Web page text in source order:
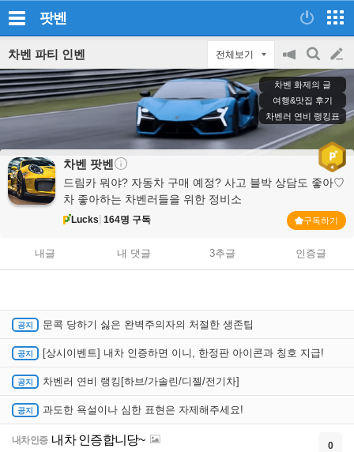
팟벤
차벤 파티 인벤 전체보기
공
지
on/off
검
색
글
쓰
기
차벤 화제의 글
여행&맛집 후기
차벤러 연비 랭킹표
차벤 팟벤
Lucks 164명 구독
드림카 뭐야? 자동차 구매 예정? 사고 블박 상담도 좋아♡
차 좋아하는 차벤러들을 위한 정비소
구독하기
내글 내 댓글 3추글 인증글
문콕 당하기 싫은 완벽주의자의 처절한 생존팁
[상시이벤트] 내차 인증하면 이니, 한정판 아이콘과 칭호 지급!
차벤러 연비 랭킹[하브/가솔린/디젤/전기차]
과도한 욕설이나 심한 표현은 자제해주세요!
내차인증 내차 인증합니당~ 0